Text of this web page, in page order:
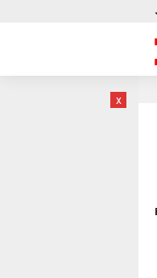
x
17 jam lalu